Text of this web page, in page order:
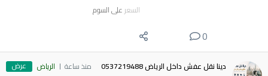
السعر على السوم
0
دينا نقل عفش داخل الرياض 0537219488 منذ ساعة الرياض عرض